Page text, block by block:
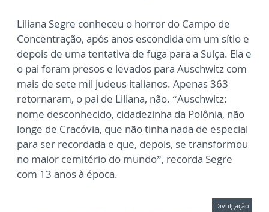
Liliana Segre conheceu o horror do Campo de
Concentração, após anos escondida em um sítio e
depois de uma tentativa de fuga para a Suíça. Ela e
o pai foram presos e levados para Auschwitz com
mais de sete mil judeus italianos. Apenas 363
retornaram, o pai de Liliana, não. “Auschwitz:
nome desconhecido, cidadezinha da Polônia, não
longe de Cracóvia, que não tinha nada de especial
para ser recordada e que, depois, se transformou
no maior cemitério do mundo”, recorda Segre
com 13 anos à época.
Divulgação